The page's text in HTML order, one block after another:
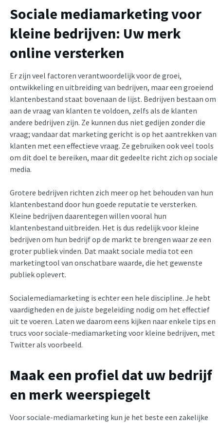
Sociale mediamarketing voor
kleine bedrijven: Uw merk
online versterken
Er zijn veel factoren verantwoordelijk voor de groei,
ontwikkeling en uitbreiding van bedrijven, maar een groeiend
klantenbestand staat bovenaan de lijst. Bedrijven bestaan om
aan de vraag van klanten te voldoen, zelfs als de klanten
andere bedrijven zijn. Ze kunnen dus niet gedijen zonder die
vraag; vandaar dat marketing gericht is op het aantrekken van
klanten met een effectieve vraag. Ze gebruiken ook veel tools
om dit doel te bereiken, maar dit gedeelte richt zich op sociale
media.
Grotere bedrijven richten zich meer op het behouden van hun
klantenbestand door hun goede reputatie te versterken.
Kleine bedrijven daarentegen willen vooral hun
klantenbestand uitbreiden. Het is dus redelijk voor kleine
bedrijven om hun bedrijf op de markt te brengen waar ze een
groter publiek vinden. Dat maakt sociale media tot een
marketingtool van onschatbare waarde, die het gewenste
publiek oplevert.
Socialemediamarketing is echter een hele discipline. Je hebt
vaardigheden en de juiste begeleiding nodig om het effectief
uit te voeren. Laten we daarom eens kijken naar enkele tips en
trucs voor sociale-mediamarketing voor kleine bedrijven, met
Twitter als voorbeeld.
Maak een profiel dat uw bedrijf
en merk weerspiegelt
Voor sociale-mediamarketing kun je het beste een zakelijke